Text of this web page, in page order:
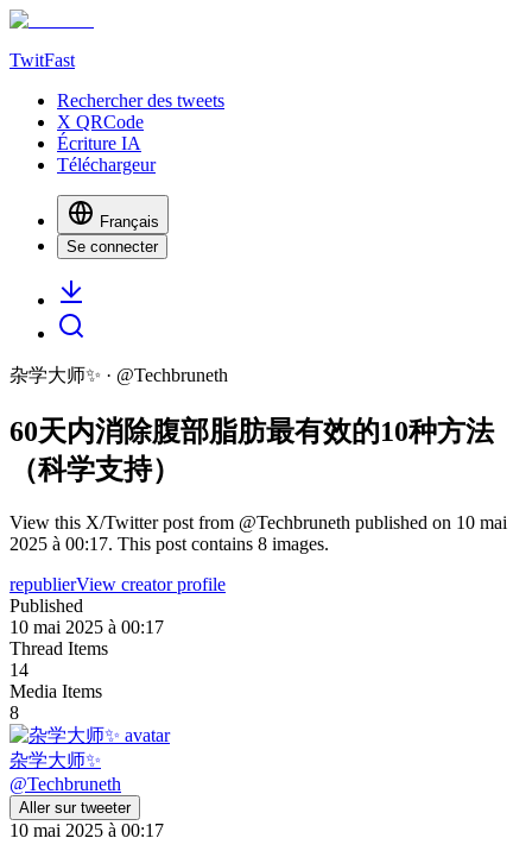
TwitFast
Rechercher des tweets
X QRCode
Écriture IA
Téléchargeur
Français
Se connecter
杂学大师✨ · @Techbruneth
60天内消除腹部脂肪最有效的10种方法
（科学支持）
View this X/Twitter post from @Techbruneth published on 10 mai
2025 à 00:17. This post contains 8 images.
republierView creator profile
Published
10 mai 2025 à 00:17
Thread Items
14
Media Items
8
杂学大师✨
@Techbruneth
Aller sur tweeter
10 mai 2025 à 00:17